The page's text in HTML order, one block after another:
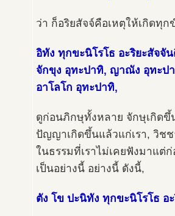
ว่า ก็อริยสัจจ์คือเหตุให้เกิดทุ
อิทัง ทุกขะนิโรโธ อะริยะสัจจั
จักขุง อุทะปาทิ, ญาณัง อุทะป
อาโลโก อุทะปาทิ,
ดูก่อนภิกษุทั้งหลาย จักษุเกิดขึ้
ปัญญาเกิดขึ้นแล้วแก่เรา, วิชช
ในธรรมที่เราไม่เคยฟังมาแต่
เป็นอย่างนี้ อย่างนี้ ดังนี้,
ตัง โข ปะนิทัง ทุกขะนิโรโธ อ